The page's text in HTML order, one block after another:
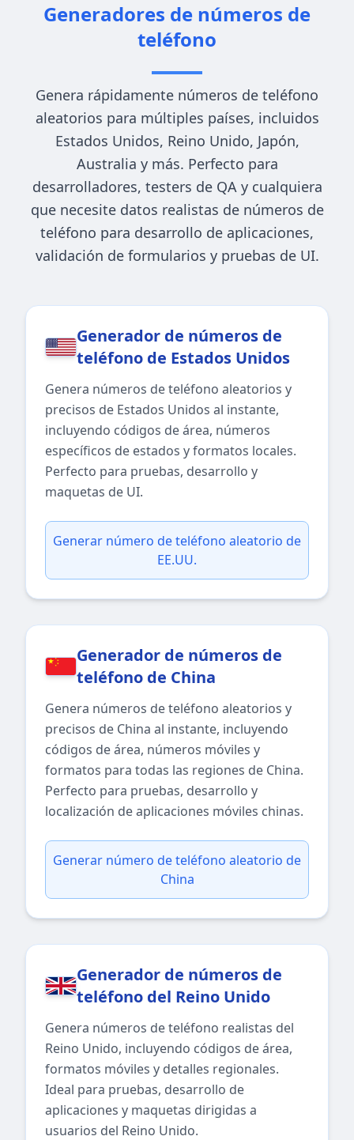
Generadores de números de
teléfono
Genera rápidamente números de teléfono
aleatorios para múltiples países, incluidos
Estados Unidos, Reino Unido, Japón,
Australia y más. Perfecto para
desarrolladores, testers de QA y cualquiera
que necesite datos realistas de números de
teléfono para desarrollo de aplicaciones,
validación de formularios y pruebas de UI.
Generador de números de
teléfono de Estados Unidos
Genera números de teléfono aleatorios y
precisos de Estados Unidos al instante,
incluyendo códigos de área, números
específicos de estados y formatos locales.
Perfecto para pruebas, desarrollo y
maquetas de UI.
Generar número de teléfono aleatorio de
EE.UU.
Generador de números de
teléfono de China
Genera números de teléfono aleatorios y
precisos de China al instante, incluyendo
códigos de área, números móviles y
formatos para todas las regiones de China.
Perfecto para pruebas, desarrollo y
localización de aplicaciones móviles chinas.
Generar número de teléfono aleatorio de
China
Generador de números de
teléfono del Reino Unido
Genera números de teléfono realistas del
Reino Unido, incluyendo códigos de área,
formatos móviles y detalles regionales.
Ideal para pruebas, desarrollo de
aplicaciones y maquetas dirigidas a
usuarios del Reino Unido.